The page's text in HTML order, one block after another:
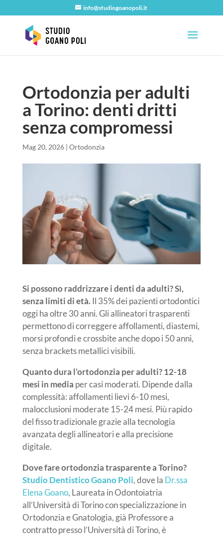
info@studiogoanopoli.it
Ortodonzia per adulti
a Torino: denti dritti
senza compromessi
Mag 20, 2026| Ortodonzia
Si possono raddrizzare i denti da adulti?Sì,
senza limiti di età. Il 35% dei pazienti ortodontici
oggi ha oltre 30 anni. Gli allineatori trasparenti
permettono di correggere affollamenti, diastemi,
morsi profondi e crossbite anche dopo i 50 anni,
senza brackets metallici visibili.
Quanto dura l’ortodonzia per adulti? 12-18
mesi in media per casi moderati. Dipende dalla
complessità: affollamenti lievi 6-10 mesi,
malocclusioni moderate 15-24 mesi. Più rapido
del fisso tradizionale grazie alla tecnologia
avanzata degli allineatori e alla precisione
digitale.
Dove fare ortodonzia trasparente a Torino?
Studio Dentistico Goano Poli, dove la Dr.ssa
Elena Goano, Laureata in Odontoiatria
all’Università di Torino con specializzazione in
Ortodonzia e Gnatologia, già Professore a
contratto presso l’Università di Torino, è